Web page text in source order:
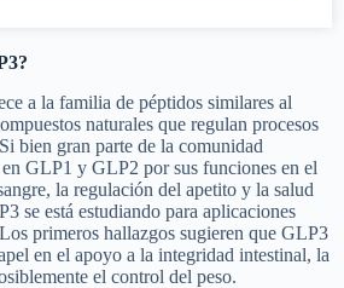
a la familia de péptidos similares al
naturales que regulan procesos
bien gran parte de la comunidad
GLP1 y GLP2 por sus funciones en el
la regulación del apetito y la salud
se está estudiando para aplicaciones
primeros hallazgos sugieren que GLP3
en el apoyo a la integridad intestinal, la
el control del peso.